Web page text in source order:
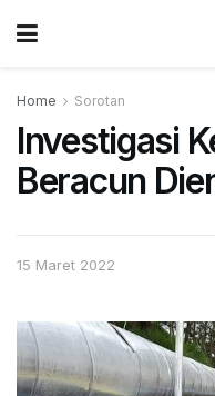
Home Sorotan
Investigasi
Beracun
15 Maret 2022